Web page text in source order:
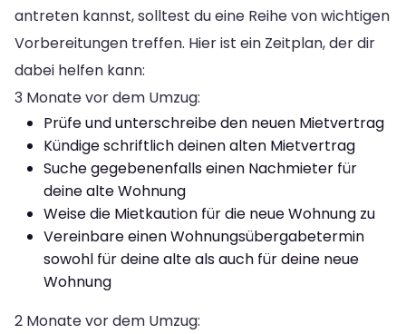
antreten kannst, solltest du eine Reihe von wichtigen
Vorbereitungen treffen. Hier ist ein Zeitplan, der dir
dabei helfen kann:
3 Monate vor dem Umzug:
Prüfe und unterschreibe den neuen Mietvertrag
Kündige schriftlich deinen alten Mietvertrag
Suche gegebenenfalls einen Nachmieter für
deine alte Wohnung
Weise die Mietkaution für die neue Wohnung zu
Vereinbare einen Wohnungsübergabetermin
sowohl für deine alte als auch für deine neue
Wohnung
2 Monate vor dem Umzug: